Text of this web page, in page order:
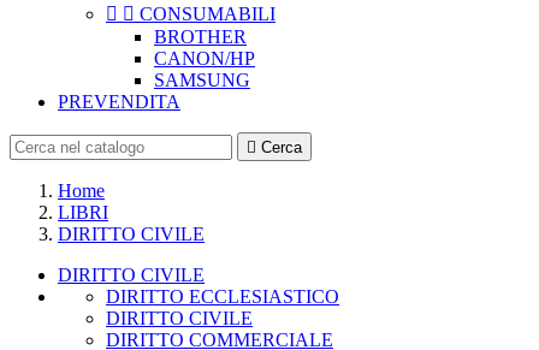
  CONSUMABILI
BROTHER
CANON/HP
SAMSUNG
PREVENDITA
 Cerca
Home
LIBRI
DIRITTO CIVILE
DIRITTO CIVILE
DIRITTO ECCLESIASTICO
DIRITTO CIVILE
DIRITTO COMMERCIALE